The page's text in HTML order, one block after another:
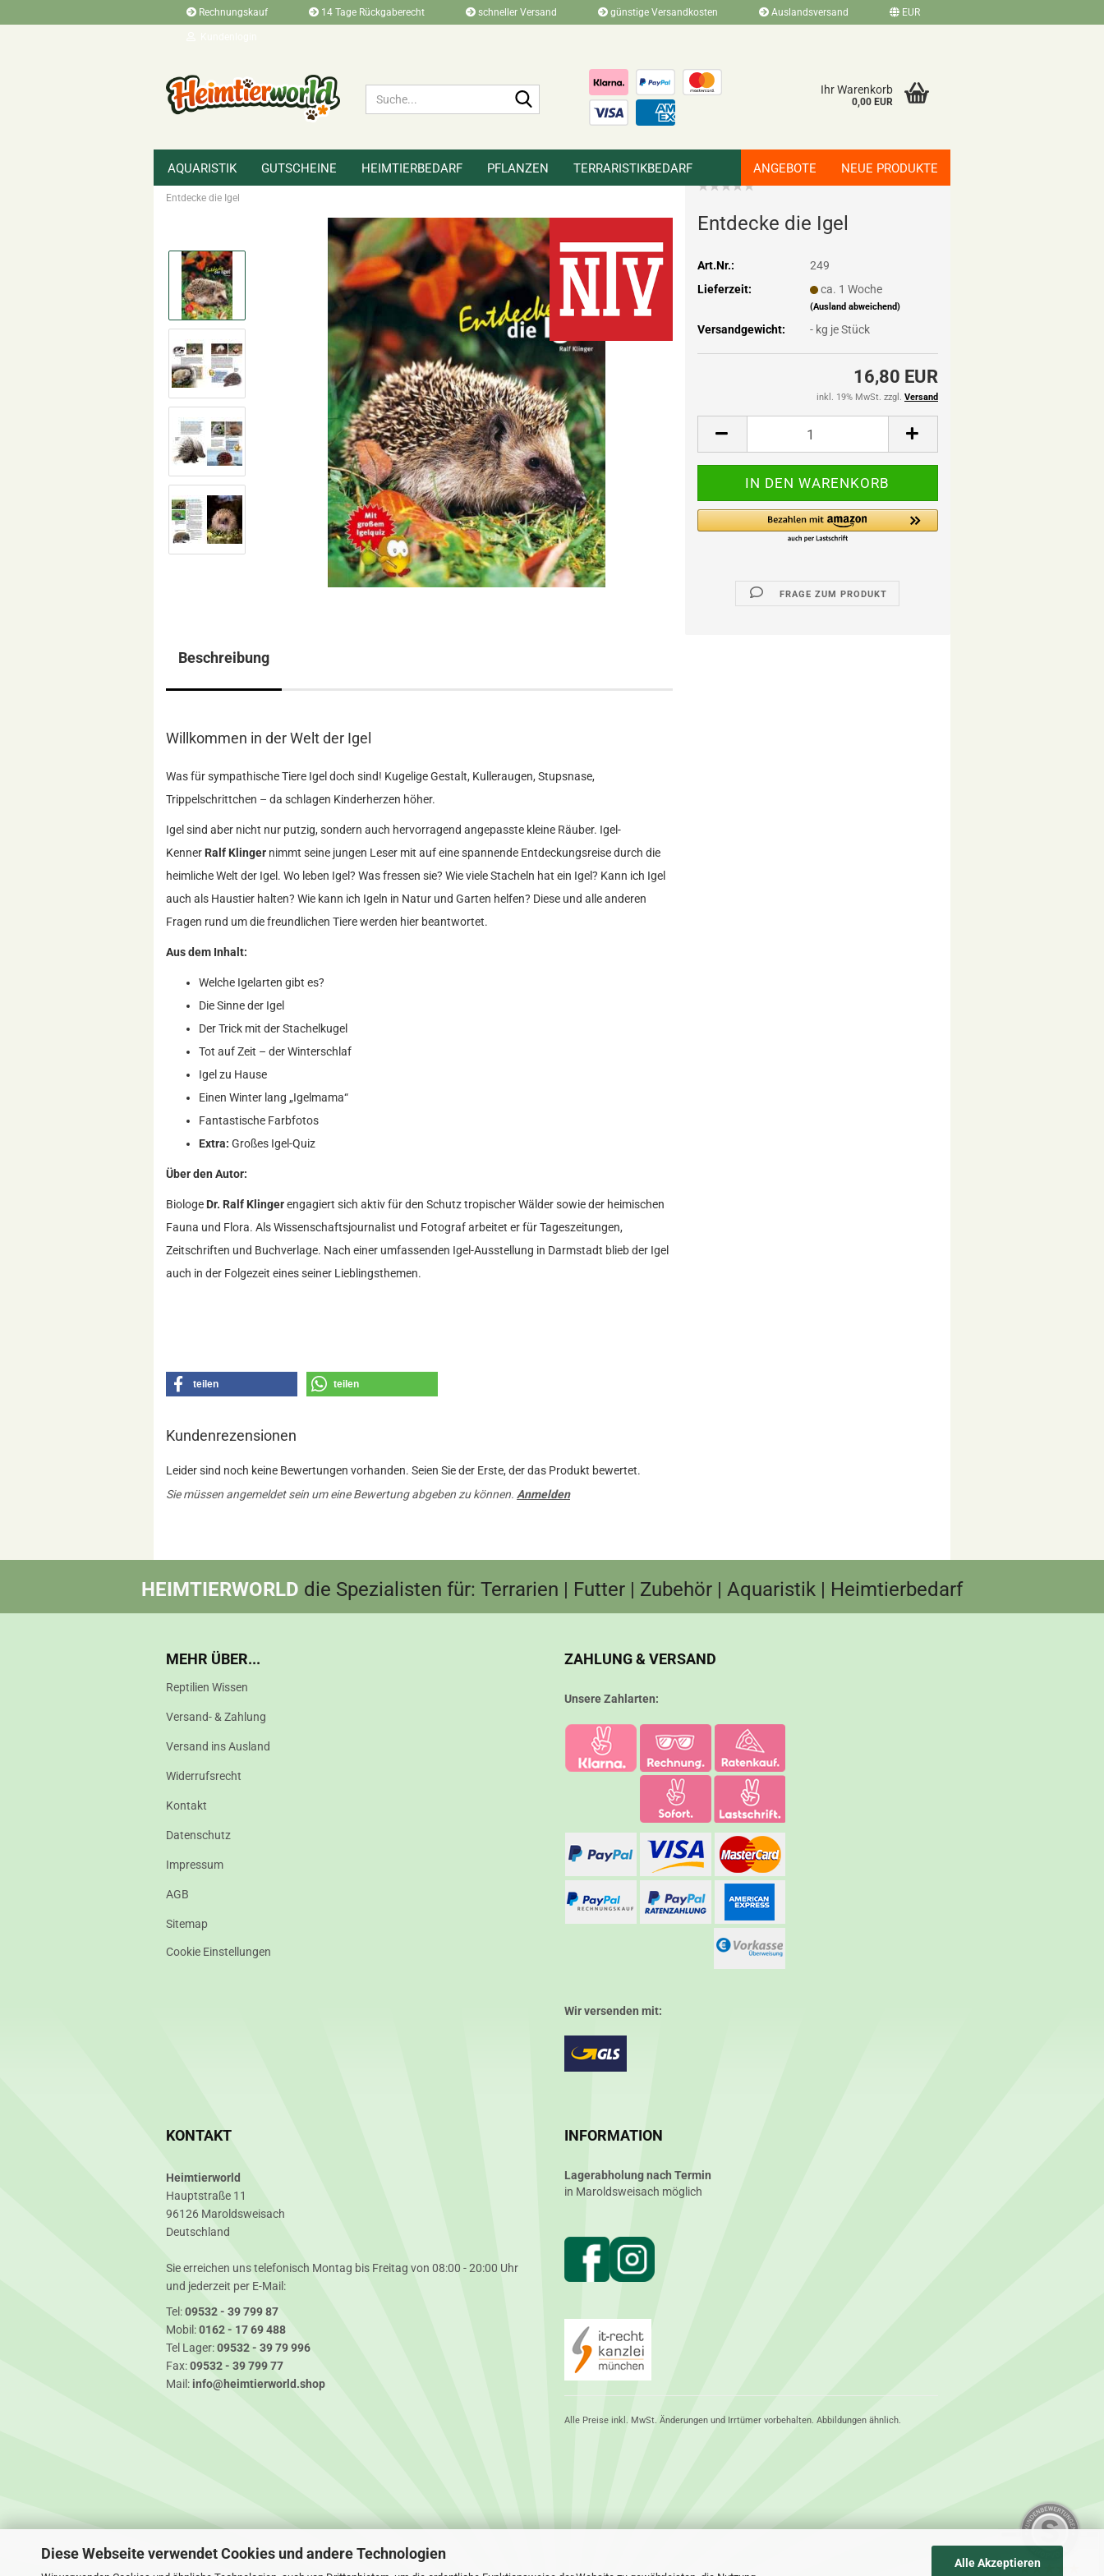
Diese Webseite verwendet Cookies und andere Technologien
Alle Akzeptieren
Rechnungskauf 14 Tage Rückgaberecht schneller Versand günstige Versandkosten Auslandsversand EUR
Ihr Warenkorb
0,00 EUR
AQUARISTIK GUTSCHEINE HEIMTIERBEDARF PFLANZEN TERRARISTIKBEDARF ANGEBOTE NEUE PRODUKTE
Entdecke die Igel
Ent­de­cke die Igel
Art.Nr.:
249
Lieferzeit:
ca. 1 Woche
(Ausland abweichend)
Versandgewicht: -kg je Stück
16,80 EUR
inkl. 19% MwSt. zzgl. Versand
FRAGE ZUM PRODUKT
Beschreibung
Willkommen in der Welt der Igel
Was für sympathische Tiere Igel doch sind! Kugelige Gestalt, Kulleraugen, Stupsnase,
Trippelschrittchen – da schlagen Kinderherzen höher.
Igel sind aber nicht nur putzig, sondern auch hervorragend angepasste kleine Räuber. Igel-
Kenner Ralf Klinger nimmt seine jungen Leser mit auf eine spannende Entdeckungsreise durch die
heimliche Welt der Igel. Wo leben Igel? Was fressen sie? Wie viele Stacheln hat ein Igel? Kann ich Igel
auch als Haustier halten? Wie kann ich Igeln in Natur und Garten helfen? Diese und alle anderen
Fragen rund um die freundlichen Tiere werden hier beantwortet.
Aus dem Inhalt:
Welche Igelarten gibt es?
Die Sinne der Igel
Der Trick mit der Stachelkugel
Tot auf Zeit – der Winterschlaf
Igel zu Hause
Einen Winter lang „Igelmama“
Fantastische Farbfotos
Extra: Großes Igel-Quiz
Über den Autor:
Biologe Dr. Ralf Klingerengagiert sich aktiv für den Schutz tropischer Wälder sowie der heimischen
Fauna und Flora. Als Wissenschaftsjournalist und Fotograf arbeitet er für Tageszeitungen,
Zeitschriften und Buchverlage. Nach einer umfassenden Igel-Ausstellung in Darmstadt blieb der Igel
auch in der Folgezeit eines seiner Lieblingsthemen.
teilen teilen
Kundenrezensionen
Leider sind noch keine Bewertungen vorhanden. Seien Sie der Erste, der das Produkt bewertet.
Sie müssen angemeldet sein um eine Bewertung abgeben zu können. Anmelden
HEIMTIERWORLD die Spezialisten für: Terrarien | Futter | Zubehör | Aquaristik | Heimtierbedarf
MEHR ÜBER...
Reptilien Wissen
Versand- & Zahlung
Versand ins Ausland
Widerrufsrecht
Kontakt
Datenschutz
Impressum
AGB
Sitemap
Cookie Einstellungen
ZAHLUNG & VERSAND
Unsere Zahlarten:
Wir versenden mit:
KONTAKT
Heimtierworld
Hauptstraße 11
96126 Maroldsweisach
Deutschland
Sie erreichen uns telefonisch Montag bis Freitag von 08:00 - 20:00 Uhr
und jederzeit per E-Mail:
Tel:09532 - 39 799 87
Mobil:0162 - 17 69 488
Tel Lager:09532 - 39 79 996
Fax:09532 - 39 799 77
Mail: info@heimtierworld.shop
INFORMATION
Lagerabholung nach Termin
in Maroldsweisach möglich
Alle Preise inkl. MwSt. Änderungen und Irrtümer vorbehalten. Abbildungen ähnlich.